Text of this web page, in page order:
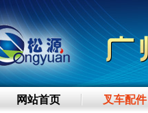
网站首页 叉车配件